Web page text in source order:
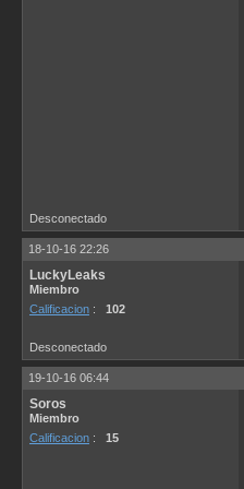
Desconectado
18-10-16 22:26
LuckyLeaks
Miembro
Calificacion : 102
Desconectado
19-10-16 06:44
Soros
Miembro
Calificacion : 15